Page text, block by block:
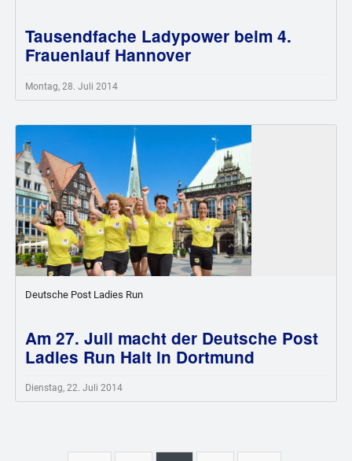
Tausendfache Ladypower beim 4.
Frauenlauf Hannover
Montag, 28. Juli 2014
Deutsche Post Ladies Run
Am 27. Juli macht der Deutsche Post
Ladies Run Halt in Dortmund
Dienstag, 22. Juli 2014